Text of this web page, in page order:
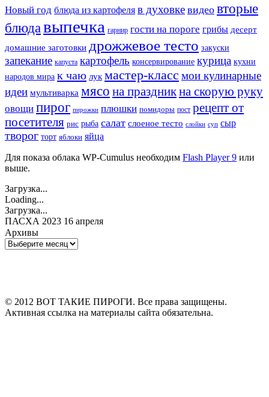
Новый год блюда из картофеля в духовке видео вторые
блюдавыпечка гарнир гости на пороге грибы десерт
домашние заготовки дрожжевое тесто закуски
запекание капуста картофель консервирование курица кухни
народов мира к чаю лук мастер-класс мои кулинарные
идеи мультиварка мясо на праздникна скорую руку
овощи пирог пирожки плюшки помидоры пост рецепт от
посетителя рис рыба салат слоеное тесто слойки суп сыр
творог торт яблоки яйца
Для показа облака WP-Cumulus необходим Flash Player 9 или
выше.
Загрузка...
Loading...
Загрузка...
ПАСХА 2023 16 апреля
Архивы
Архивы
© 2012 ВОТ ТАКИЕ ПИРОГИ. Все права защищены.
Активная ссылка на материалы сайта обязательна.